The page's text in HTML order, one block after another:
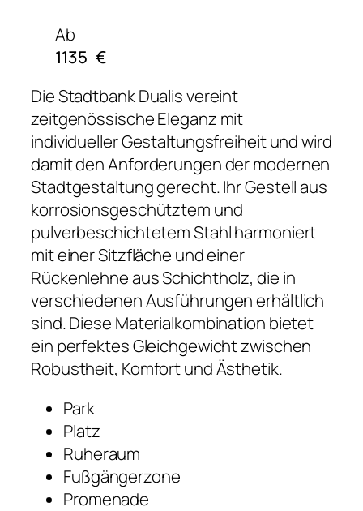
Ab
1135 €
Die Stadtbank Dualis vereint
zeitgenössische Eleganz mit
individueller Gestaltungsfreiheit und wird
damit den Anforderungen der modernen
Stadtgestaltung gerecht. Ihr Gestell aus
korrosionsgeschütztem und
pulverbeschichtetem Stahl harmoniert
mit einer Sitzfläche und einer
Rückenlehne aus Schichtholz, die in
verschiedenen Ausführungen erhältlich
sind. Diese Materialkombination bietet
ein perfektes Gleichgewicht zwischen
Robustheit, Komfort und Ästhetik.
Park
Platz
Ruheraum
Fußgängerzone
Promenade